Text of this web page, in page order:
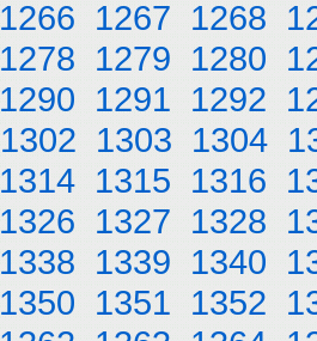
1266 1267 1268
1278 1279 1280
1290 1291 1292
1302 1303 1304
1314 1315 1316
1326 1327 1328
1338 1339 1340
1350 1351 1352